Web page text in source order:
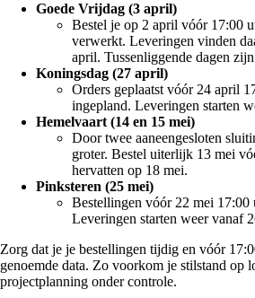
Goede Vrijdag (3 april)
Bestel je op 2 april vóór 17:00
verwerkt. Leveringen vinden
april. Tussenliggende dagen
Koningsdag (27 april)
Orders geplaatst vóór 24 april
ingepland. Leveringen starten
Hemelvaart (14 en 15 mei)
Door twee aaneengesloten
groter. Bestel uiterlijk 13 mei
hervatten op 18 mei.
Pinksteren (25 mei)
Bestellingen vóór 22 mei
Leveringen starten weer vanaf
Zorg dat je je bestellingen tijdig en vóór
genoemde data. Zo voorkom je stilstand op
projectplanning onder controle.